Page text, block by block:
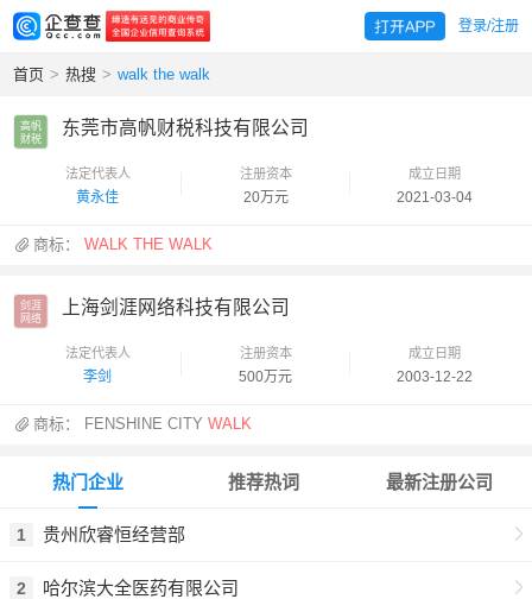
登录/注册
首页 > 热搜 > walk the walk
高帆
财税
东莞市高帆财税科技有限公司
法定代表人
黄永佳
注册资本
20万元
成立日期
2021-03-04
商标：WALK THE WALK
剑涯
网络
上海剑涯网络科技有限公司
法定代表人
李剑
注册资本
500万元
成立日期
2003-12-22
商标： FENSHINE CITYWALK
热门企业
1 贵州欣睿恒经营部
2 哈尔滨大全医药有限公司
推荐热词 最新注册公司